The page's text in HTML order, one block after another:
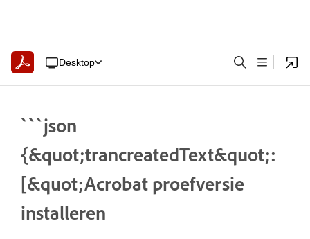
Desktop
```json
{&quot;trancreatedText&quot;:
[&quot;Acrobat proefversie
installeren